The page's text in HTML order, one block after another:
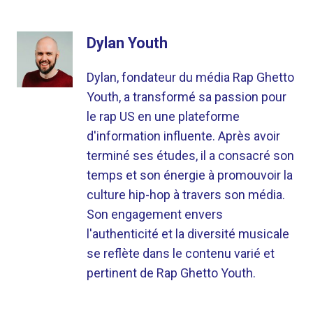
Dylan Youth
Dylan, fondateur du média Rap Ghetto
Youth, a transformé sa passion pour
le rap US en une plateforme
d'information influente. Après avoir
terminé ses études, il a consacré son
temps et son énergie à promouvoir la
culture hip-hop à travers son média.
Son engagement envers
l'authenticité et la diversité musicale
se reflète dans le contenu varié et
pertinent de Rap Ghetto Youth.